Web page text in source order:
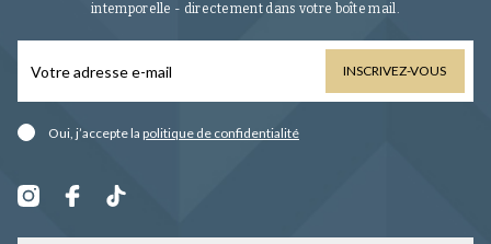
intemporelle - directement dans votre boîte mail.
INSCRIVEZ-VOUS
Oui, j’accepte la politique de confidentialité